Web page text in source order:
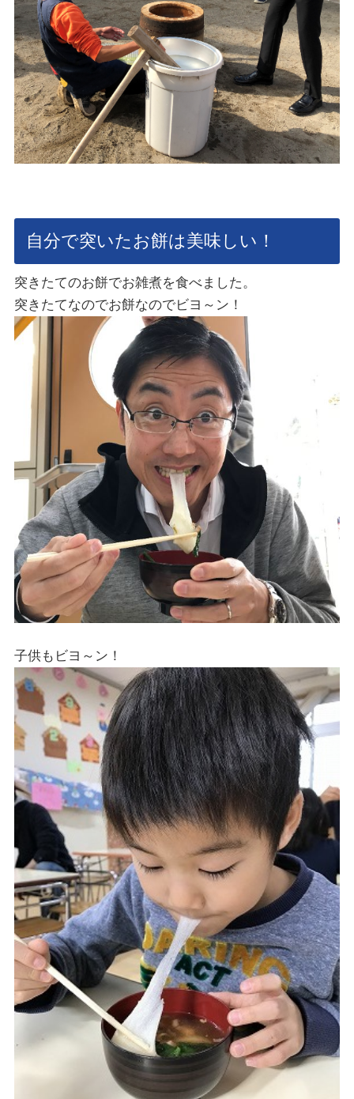
自分で突いたお餅は美味しい！
突きたてのお餅でお雑煮を食べました。
突きたてなのでお餅なのでビヨ～ン！
子供もビヨ～ン！